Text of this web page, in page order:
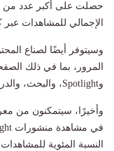
الإجمالي للمشاهدات
وسيتوفر أيضًا لصناع
وSpotlight، والبحث، والدردشة، والملف الشخصي.
وأخيرًا، سيتمكنون من
النسبة المئوية